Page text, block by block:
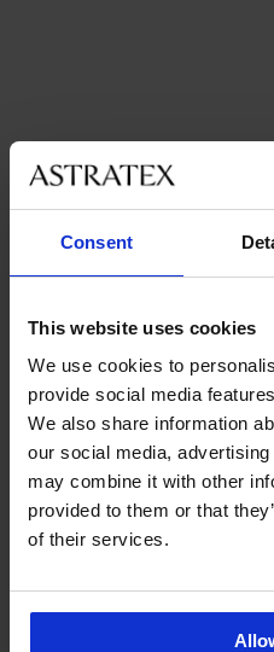
Consent
This website uses cookies
We use cookies to
provide social media
We also share information
our social media,
may combine it with other
provided to them or that
of their services.
Astratex
Dorina Gorsenia
béžová
černá bílá růžová
Nejčastěji vybírané velikosti
M XL S
8 % z nákupu zpět